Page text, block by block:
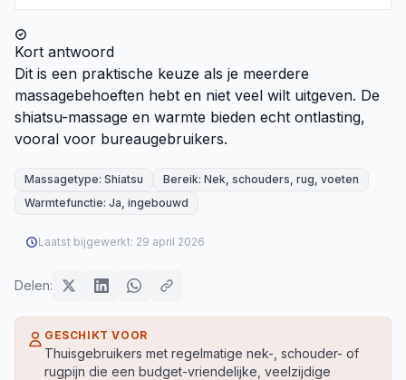
Kort antwoord
Dit is een praktische keuze als je meerdere
massagebehoeften hebt en niet veel wilt uitgeven. De
shiatsu-massage en warmte bieden echt ontlasting,
vooral voor bureaugebruikers.
Massagetype: Shiatsu
Bereik: Nek, schouders, rug, voeten
Warmtefunctie: Ja, ingebouwd
Laatst bijgewerkt: 29 april 2026
Delen:
GESCHIKT VOOR
Thuisgebruikers met regelmatige nek-, schouder- of
rugpijn die een budget-vriendelijke, veelzijdige